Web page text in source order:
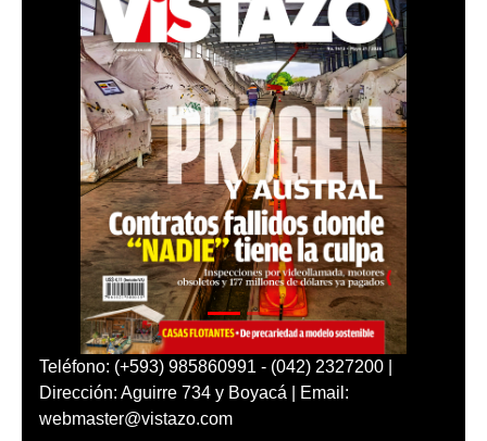
Teléfono: (+593) 985860991 - (042) 2327200 |
Dirección: Aguirre 734 y Boyacá | Email:
webmaster@vistazo.com